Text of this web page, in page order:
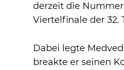
derzeit die
Viertelfinale der 32.
Dabei legte
breakte er seinen